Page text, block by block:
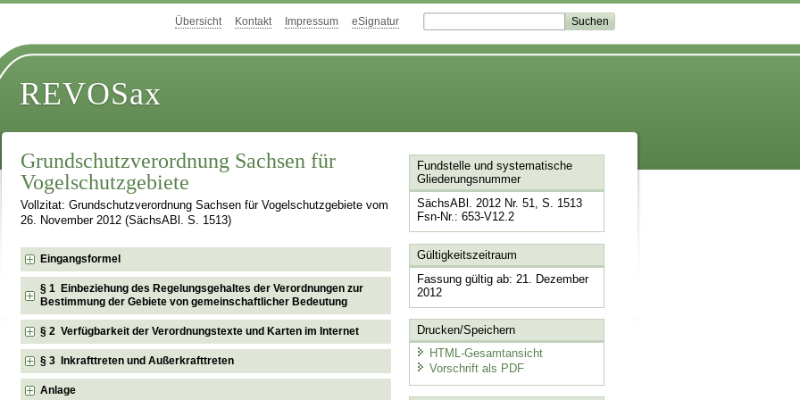
Übersicht Kontakt Impressum eSignatur
REVOSax
Grundschutzverordnung Sachsen für
Vogelschutzgebiete
Vollzitat: Grundschutzverordnung Sachsen für Vogelschutzgebiete vom
26. November 2012 (SächsABl. S. 1513)
Eingangsformel
§ 1 Einbeziehung des Regelungsgehaltes der Verordnungen zur
Bestimmung der Gebiete von gemeinschaftlicher Bedeutung
§ 2 Verfügbarkeit der Verordnungstexte und Karten im Internet
§ 3 Inkrafttreten und Außerkrafttreten
Anlage
Fundstelle und systematische
Gliederungsnummer
SächsABl. 2012 Nr. 51, S. 1513
Fsn-Nr.: 653-V12.2
Gültigkeitszeitraum
Fassung gültig ab: 21. Dezember
2012
Drucken/Speichern
HTML-Gesamtansicht
Vorschrift als PDF